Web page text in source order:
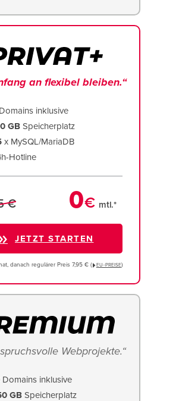
an flexibel bleiben.“
Domains inklusive
GB Speicherplatz
x MySQL/MariaDB
Hotline
€ 0€ mtl.*
JETZT STARTEN
danach regulärer Preis 7,95 € ( EU−PREISE)
Webprojekte.“
Domains inklusive
GB Speicherplatz